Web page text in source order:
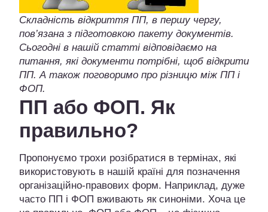
Складність відкриття ПП, в першу чергу,
пов’язана з підготовкою пакету документів.
Сьогодні в нашій статті відповідаємо на
питання, які документи потрібні, щоб відкрити
ПП. А також поговоримо про різницю між ПП і
ФОП.
ПП або ФОП. Як
правильно?
Пропонуємо трохи розібратися в термінах, які
використовують в нашій країні для позначення
організаційно-правових форм. Наприклад, дуже
часто ПП і ФОП вживають як синоніми. Хоча це